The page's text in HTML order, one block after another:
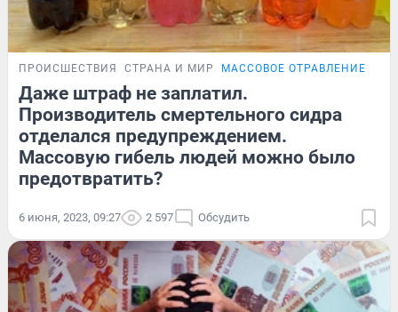
ПРОИСШЕСТВИЯ СТРАНА И МИР МАССОВОЕ ОТРАВЛЕНИЕ
Даже штраф не заплатил.
Производитель смертельного сидра
отделался предупреждением.
Массовую гибель людей можно было
предотвратить?
6 июня, 2023, 09:27 2 597 Обсудить